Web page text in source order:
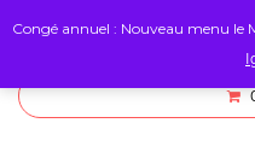
Congé annuel : Nouveau menu le